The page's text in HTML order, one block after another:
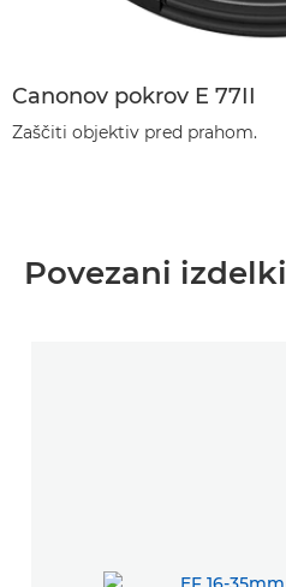
Canonov pokrov E 77II
Zaščiti objektiv pred prahom.
Povezani izdelki